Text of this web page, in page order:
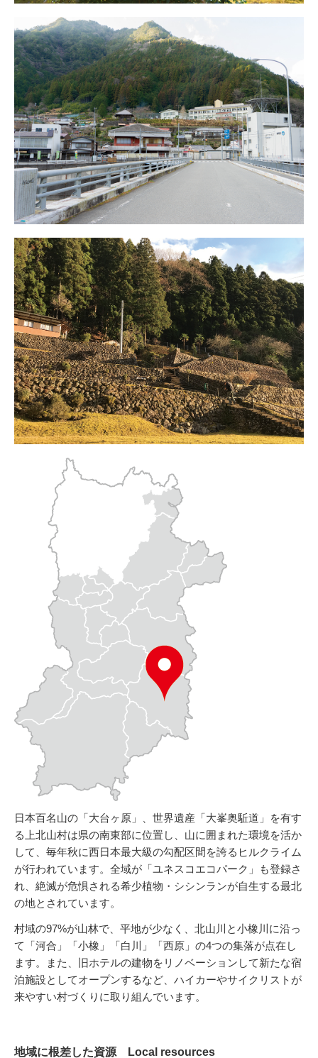
日本百名山の「大台ヶ原」、世界遺産「大峯奥駈道」を有す
る上北山村は県の南東部に位置し、山に囲まれた環境を活か
して、毎年秋に西日本最大級の勾配区間を誇るヒルクライム
が行われています。全域が「ユネスコエコパーク」も登録さ
れ、絶滅が危惧される希少植物・シシンランが自生する最北
の地とされています。
村域の97%が山林で、平地が少なく、北山川と小橡川に沿っ
て「河合」「小橡」「白川」「西原」の4つの集落が点在し
ます。また、旧ホテルの建物をリノベーションして新たな宿
泊施設としてオープンするなど、ハイカーやサイクリストが
来やすい村づくりに取り組んでいます。
地域に根差した資源 Local resources